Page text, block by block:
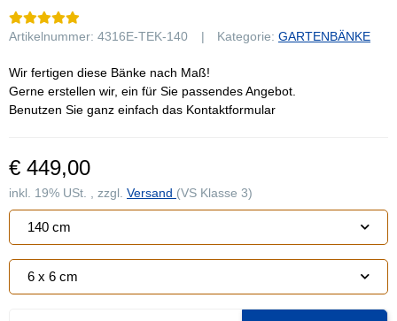
Artikelnummer: 4316E-TEK-140 Kategorie: GARTENBÄNKE
Wir fertigen diese Bänke nach Maß!
Gerne erstellen wir, ein für Sie passendes Angebot.
Benutzen Sie ganz einfach das Kontaktformular
€ 449,00
inkl. 19% USt. , zzgl. Versand (VS Klasse 3)
140 cm
6 x 6 cm